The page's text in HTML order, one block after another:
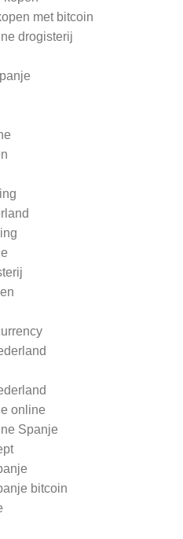
met bitcoin
drogisterij
online
Spanje
bitcoin